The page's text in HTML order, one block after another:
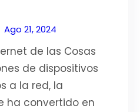
Ago 21, 2024
de las Cosas
de dispositivos
a la red, la
ha convertido en